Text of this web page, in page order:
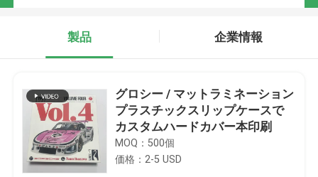
製品 企業情報
グロシー / マットラミネーション
プラスチックスリップケースで
カスタムハードカバー本印刷
MOQ：500個
価格：2-5 USD